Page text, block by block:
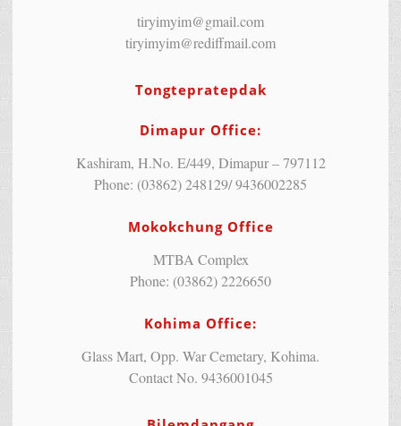
tiryimyim@gmail.com
tiryimyim@rediffmail.com
Tongtepratepdak
Dimapur Office:
Kashiram, H.No. E/449, Dimapur – 797112
Phone: (03862) 248129/ 9436002285
Mokokchung Office
MTBA Complex
Phone: (03862) 2226650
Kohima Office:
Glass Mart, Opp. War Cemetary, Kohima.
Contact No. 9436001045